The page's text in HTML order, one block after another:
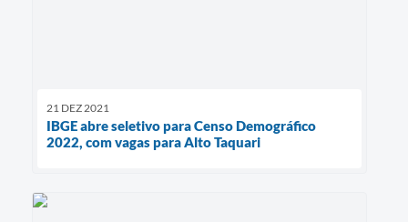
21 DEZ 2021
IBGE abre seletivo para Censo Demográfico
2022, com vagas para Alto Taquari